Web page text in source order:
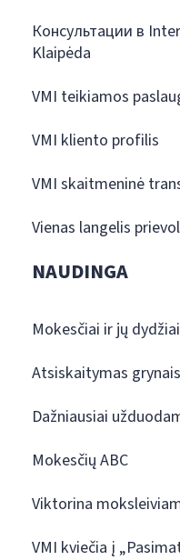
Консультации в
Klaipėda
VMI teikiamos
VMI kliento profilis
VMI skaitmeninė
Vienas langelis
NAUDINGA
Mokesčiai ir jų dydžiai
Atsiskaitymas
Dažniausiai
Mokesčių ABC
Viktorina
VMI kviečia į